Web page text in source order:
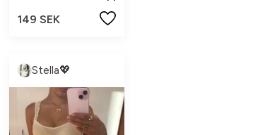
149 SEK
Stella💖